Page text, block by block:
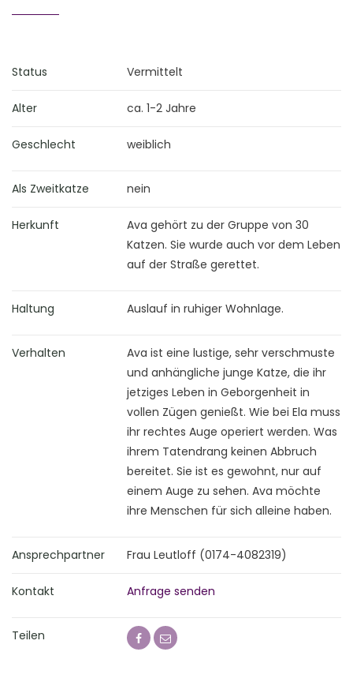
Status Vermittelt
Alter ca. 1-2 Jahre
Geschlecht weiblich
Als Zweitkatze nein
Herkunft
Ava gehört zu der Gruppe von 30
Katzen. Sie wurde auch vor dem Leben
auf der Straße gerettet.
Haltung Auslauf in ruhiger Wohnlage.
Verhalten
Ava ist eine lustige, sehr verschmuste
und anhängliche junge Katze, die ihr
jetziges Leben in Geborgenheit in
vollen Zügen genießt. Wie bei Ela muss
ihr rechtes Auge operiert werden. Was
ihrem Tatendrang keinen Abbruch
bereitet. Sie ist es gewohnt, nur auf
einem Auge zu sehen. Ava möchte
ihre Menschen für sich alleine haben.
Ansprechpartner Frau Leutloff (0174-4082319)
Kontakt Anfrage senden
Teilen